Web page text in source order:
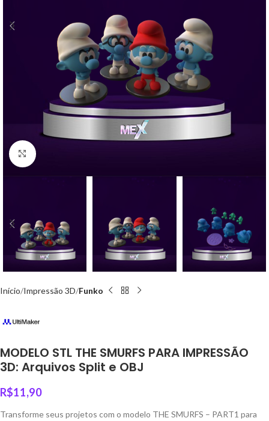
Click to enlarge
Início Impressão 3D Funko
MODELO STL THE SMURFS PARA IMPRESSÃO
3D: Arquivos Split e OBJ
R$11,90
Transforme seus projetos com o modelo THE SMURFS – PART1 para